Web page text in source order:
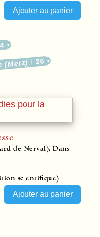
(Metz) 26
de Nerval), Dans
scientifique)